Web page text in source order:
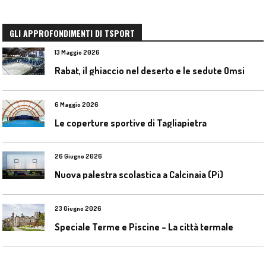
GLI APPROFONDIMENTI DI TSPORT
13 Maggio 2026
Rabat, il ghiaccio nel deserto e le sedute Omsi
6 Maggio 2026
Le coperture sportive di Tagliapietra
26 Giugno 2026
Nuova palestra scolastica a Calcinaia (Pi)
23 Giugno 2026
Speciale Terme e Piscine – La città termale